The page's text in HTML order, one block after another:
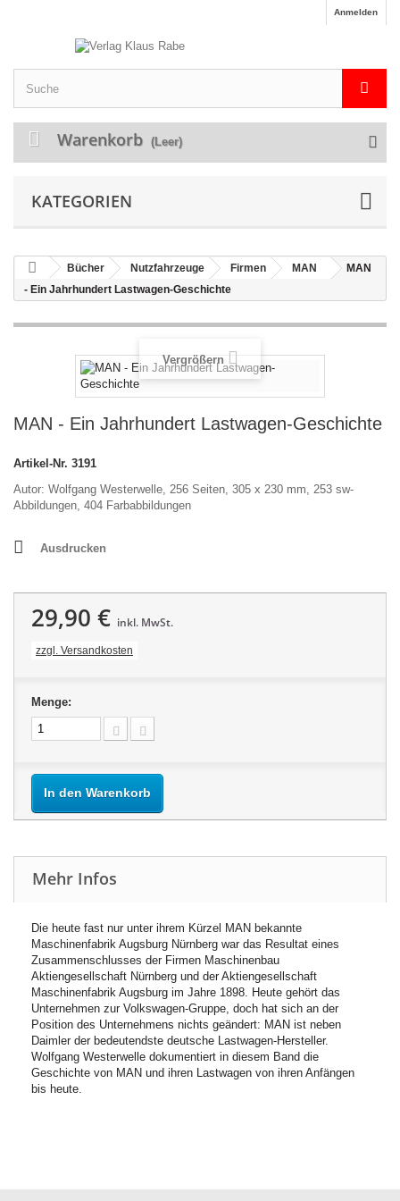
Anmelden
Warenkorb (Leer)
KATEGORIEN
Bücher Nutzfahrzeuge Firmen MAN
MAN
- Ein Jahrhundert Lastwagen-Geschichte
Vergrößern
MAN - Ein Jahrhundert Lastwagen-Geschichte
Artikel-Nr. 3191
Autor: Wolfgang Westerwelle, 256 Seiten, 305 x 230 mm, 253 sw-
Abbildungen, 404 Farbabbildungen
Ausdrucken
29,90 € inkl. MwSt.
zzgl. Versandkosten
Menge:
In den Warenkorb
Mehr Infos
Die heute fast nur unter ihrem Kürzel MAN bekannte
Maschinenfabrik Augsburg Nürnberg war das Resultat eines
Zusammenschlusses der Firmen Maschinenbau
Aktiengesellschaft Nürnberg und der Aktiengesellschaft
Maschinenfabrik Augsburg im Jahre 1898. Heute gehört das
Unternehmen zur Volkswagen-Gruppe, doch hat sich an der
Position des Unternehmens nichts geändert: MAN ist neben
Daimler der bedeutendste deutsche Lastwagen-Hersteller.
Wolfgang Westerwelle dokumentiert in diesem Band die
Geschichte von MAN und ihren Lastwagen von ihren Anfängen
bis heute.